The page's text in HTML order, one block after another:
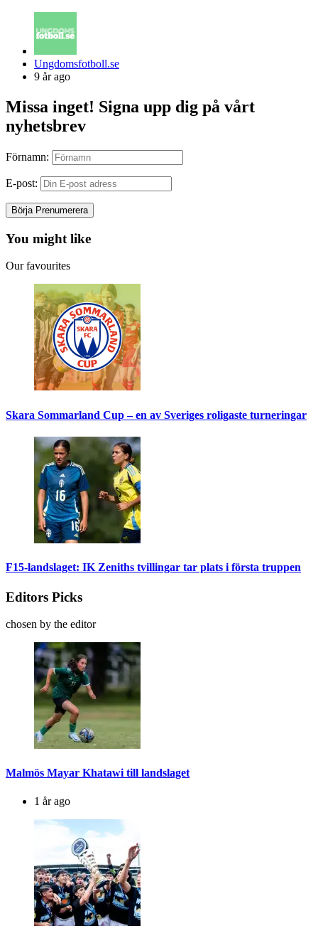
Posted
by
Ungdomsfotboll.se
9 år ago
Missa inget! Signa upp dig på vårt
nyhetsbrev
Förnamn:
E-post:
You might like
Our favourites
Skara Sommarland Cup – en av Sveriges roligaste turneringar
F15-landslaget: IK Zeniths tvillingar tar plats i första truppen
Editors Picks
chosen by the editor
Malmös Mayar Khatawi till landslaget
1 år ago